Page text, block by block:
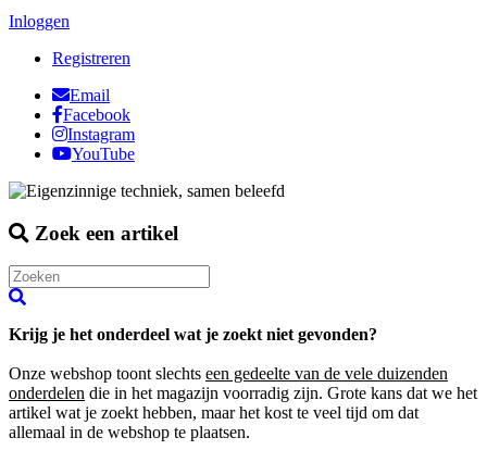
Inloggen
Registreren
Email
Facebook
Instagram
YouTube
Zoek een artikel
Krijg je het onderdeel wat je zoekt niet gevonden?
Onze webshop toont slechts een gedeelte van de vele duizenden
onderdelen die in het magazijn voorradig zijn. Grote kans dat we het
artikel wat je zoekt hebben, maar het kost te veel tijd om dat
allemaal in de webshop te plaatsen.